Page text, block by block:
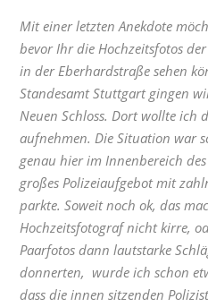
Mit einer letzten Anekdote
bevor Ihr die Hochzeitsfotos
in der Eberhardstraße sehen
Standesamt Stuttgart gingen
Neuen Schloss. Dort wollte ich
aufnehmen. Die Situation war
genau hier im Innenbereich
großes Polizeiaufgebot mit
parkte. Soweit noch ok, das
Hochzeitsfotograf nicht kirre,
Paarfotos dann lautstarke
donnerten, wurde ich schon
dass die innen sitzenden